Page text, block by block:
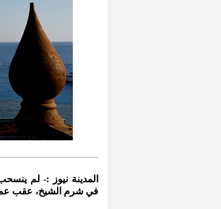
المدينة نيوز :- لم
في شرم الشيخ، عقب